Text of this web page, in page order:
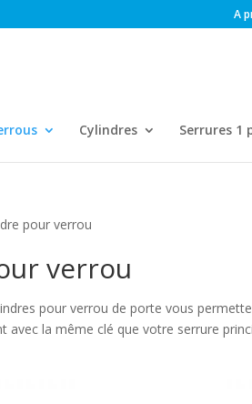
A
Cylindres Serrures 1
pour verrou
verrou
pour verrou de porte vous
avec la même clé que votre serrure